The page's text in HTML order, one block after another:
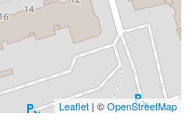
Leaflet | ©OpenStreetMap